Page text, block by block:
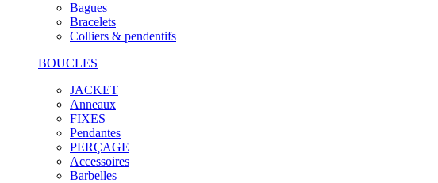
Bagues
Bracelets
Colliers & pendentifs
BOUCLES
JACKET
Anneaux
FIXES
Pendantes
PERÇAGE
Accessoires
Barbelles